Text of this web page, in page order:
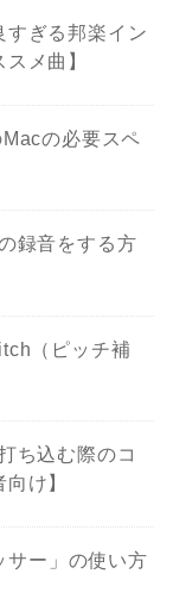
すぎる邦楽イン
メ曲】
の必要スペ
録音をする方
（ピッチ補
ち込む際のコ
け】
サー」の使い方